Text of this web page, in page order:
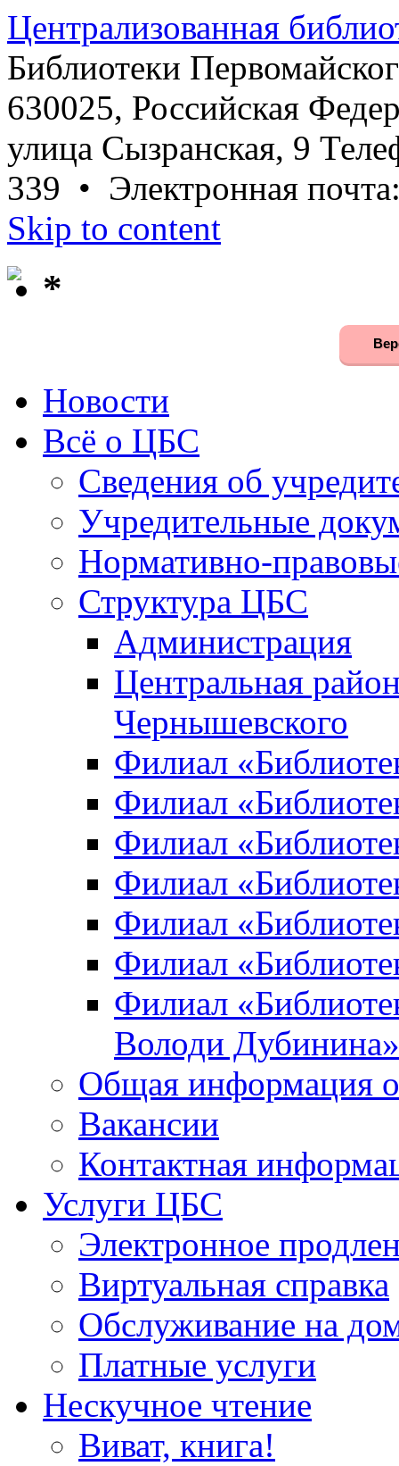
Централизованная
Библиотеки
630025, Российская
улица Сызранская, 9
339 • Электронная
Skip to content
*
Новости
Всё о ЦБС
Сведения об
Учредительные
Нормативно-
Структура ЦБС
Администрация
Центральная
Чернышевского
Филиал
Филиал
Филиал
Филиал
Филиал
Филиал
Филиал
Володи Дубинина»
Общая информация
Вакансии
Контактная
Услуги ЦБС
Электронное
Виртуальная справка
Обслуживание на
Платные услуги
Нескучное чтение
Виват, книга!